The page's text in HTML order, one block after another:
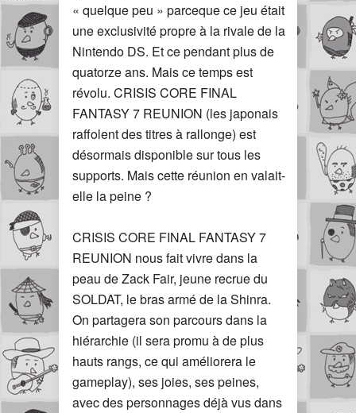
« quelque peu » parceque ce jeu était
une exclusivité propre à la rivale de la
Nintendo DS. Et ce pendant plus de
quatorze ans. Mais ce temps est
révolu. CRISIS CORE FINAL
FANTASY 7 REUNION (les japonais
raffolent des titres à rallonge) est
désormais disponible sur tous les
supports. Mais cette réunion en valait-
elle la peine ?
CRISIS CORE FINAL FANTASY 7
REUNION nous fait vivre dans la
peau de Zack Fair, jeune recrue du
SOLDAT, le bras armé de la Shinra.
On partagera son parcours dans la
hiérarchie (il sera promu à de plus
hauts rangs, ce qui améliorera le
gameplay), ses joies, ses peines,
avec des personnages déjà vus dans